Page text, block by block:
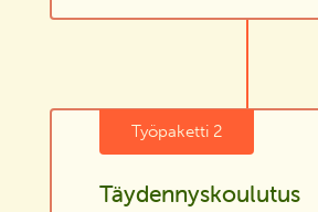
Työpaketti 2
Täydennyskoulutus